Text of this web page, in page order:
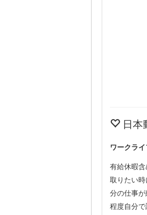
日本
ワークラ
有給休暇
取りたい
分の仕事
程度自分